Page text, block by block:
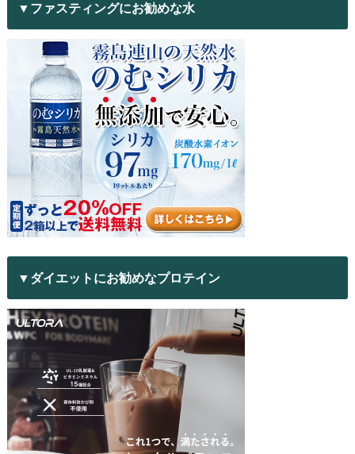
▼ファスティングにお勧めな水
▼ダイエットにお勧めなプロテイン